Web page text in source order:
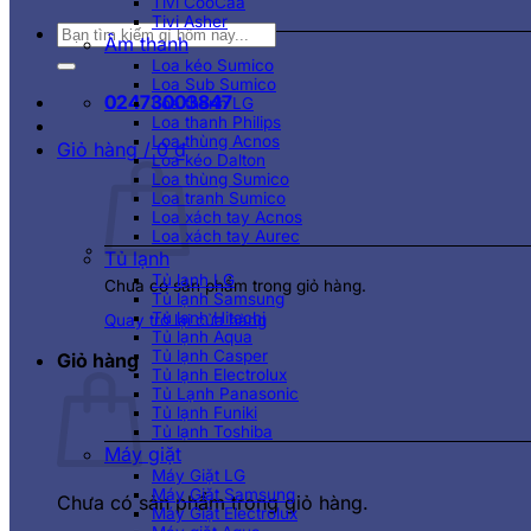
Tìm
kiếm:
02473003847
Giỏ hàng /0₫
Chưa có sản phẩm trong giỏ hàng.
Quay trở lại cửa hàng
Giỏ hàng
Chưa có sản phẩm trong giỏ hàng.
Tivi Asher
Âm thanh
Loa kéo Sumico
Loa Sub Sumico
Loa thanh LG
Loa thanh Philips
Loa thùng Acnos
Loa kéo Dalton
Loa thùng Sumico
Loa tranh Sumico
Loa xách tay Acnos
Loa xách tay Aurec
Tủ lạnh
Tủ lạnh LG
Tủ lạnh Samsung
Tủ lạnh Hitachi
Tủ lạnh Aqua
Tủ lạnh Casper
Tủ lạnh Electrolux
Tủ Lạnh Panasonic
Tủ lạnh Funiki
Tủ lạnh Toshiba
Máy giặt
Máy Giặt LG
Máy Giặt Samsung
Máy Giặt Electrolux